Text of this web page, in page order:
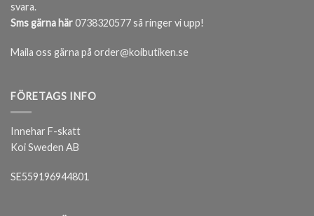
svara.
Sms gärna här0738320577 så ringer vi upp!
Maila oss gärna på order@koibutiken.se
FÖRETAGS INFO
Innehar F-skatt
Koi Sweden AB
SE559196944801